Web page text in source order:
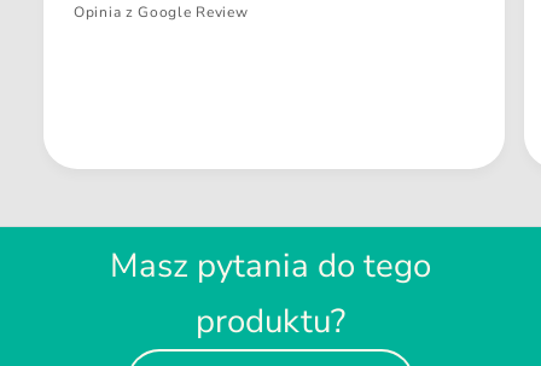
Opinia z Google Review
Masz pytania do tego
produktu?